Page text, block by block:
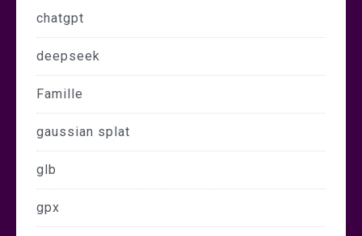
chatgpt
deepseek
Famille
gaussian splat
glb
gpx